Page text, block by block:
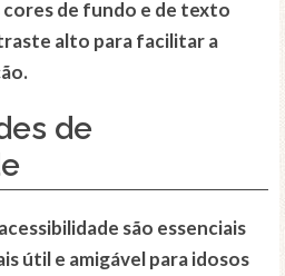
cores de fundo e de texto
alto para facilitar a
de
são essenciais
útil e amigável para idosos